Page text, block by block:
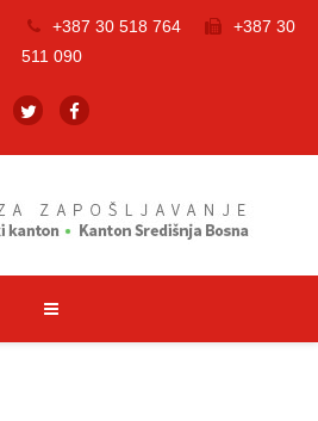
+387 30 518 764
+387 30
511 090